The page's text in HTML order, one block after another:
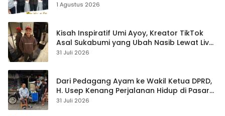
1 Agustus 2026
Kisah Inspiratif Umi Ayoy, Kreator TikTok
Asal Sukabumi yang Ubah Nasib Lewat Live
Streaming
31 Juli 2026
Dari Pedagang Ayam ke Wakil Ketua DPRD,
H. Usep Kenang Perjalanan Hidup di Pasar
Cisaat
31 Juli 2026